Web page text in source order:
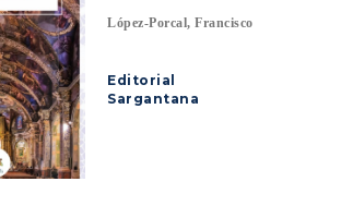
López-Porcal, Francisco
Editorial
Sargantana